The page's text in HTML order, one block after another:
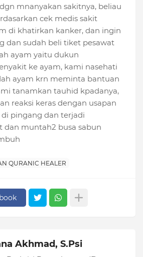
mnanyakan sakitnya, beliau
cek medis sakit
di khatirkan kanker, dan ingin
dan sudah beli tiket pesawat
ayam yaitu dukun
ke ayam, kami nasehati
ayam krn meminta bantuan
tanamkan tauhid kpadanya,
reaksi keras dengan usapan
pingang dan terjadi
dan muntah2 busa sabun
QURANIC HEALER
Akhmad, S.Psi